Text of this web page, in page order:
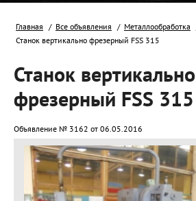
Главная Все объявления Металлообработка
Станок вертикально фрезерный FSS 315
Станок вертикально
фрезерный FSS 315
Объявление № 3162 от 06.05.2016